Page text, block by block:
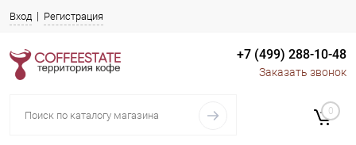
Вход Регистрация
+7 (499) 288-10-48
Заказать звонок
0